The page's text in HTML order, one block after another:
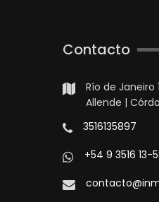
Contacto
Río de Janeiro
Allende |
3516135897
+54 9 3516 13-